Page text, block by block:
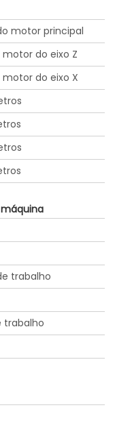
motor principal
do eixo Z
do eixo X
trabalho
trabalho